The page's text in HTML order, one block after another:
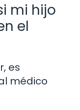
mi hijo
el
es
médico